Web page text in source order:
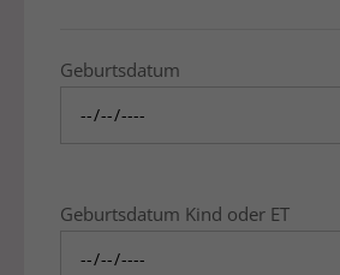
Geburtsdatum
Geburtsdatum Kind oder ET